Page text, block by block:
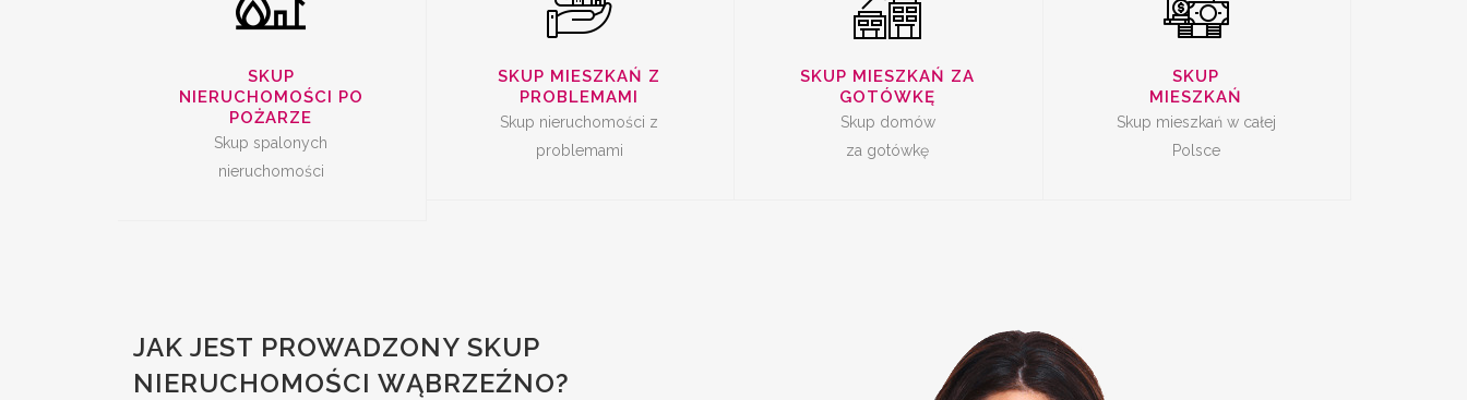
SKUP
NIERUCHOMOŚCI PO
POŻARZE
Skup spalonych
nieruchomości
SKUP MIESZKAŃ Z
PROBLEMAMI
Skup nieruchomości z
problemami
SKUP MIESZKAŃ ZA
GOTÓWKĘ
Skup domów
za gotówkę
SKUP
MIESZKAŃ
Skup mieszkań w całej
Polsce
JAK JEST PROWADZONY SKUP
NIERUCHOMOŚCI WĄBRZEŹNO?